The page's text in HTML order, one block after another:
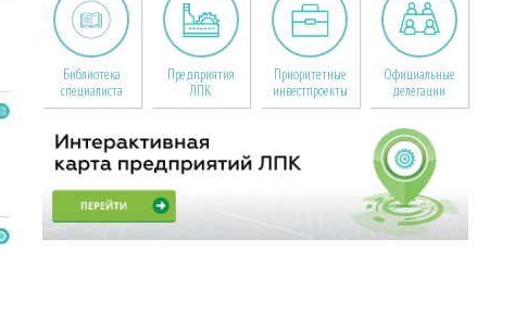
Библиотека
специалиста
Предприятия
ЛПК
Приоритетные
инвестпроекты
Официальные
делегации